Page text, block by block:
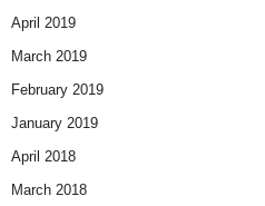
April 2019
March 2019
February 2019
January 2019
April 2018
March 2018